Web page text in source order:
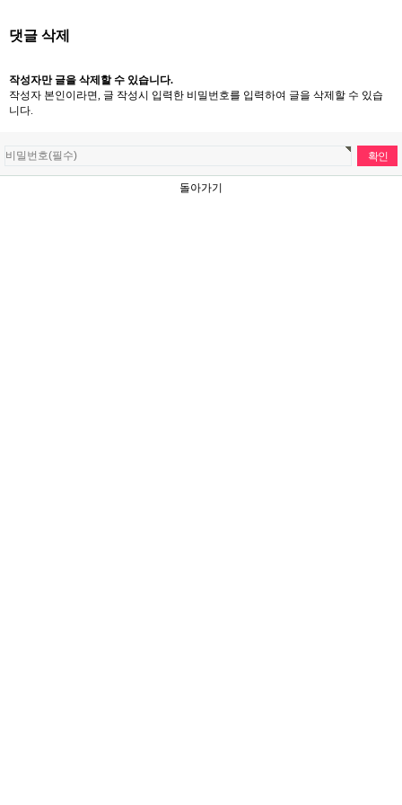
댓글 삭제
작성자만 글을 삭제할 수 있습니다.
작성자 본인이라면, 글 작성시 입력한 비밀번호를 입력하여 글을 삭제할 수 있습
니다.
돌아가기